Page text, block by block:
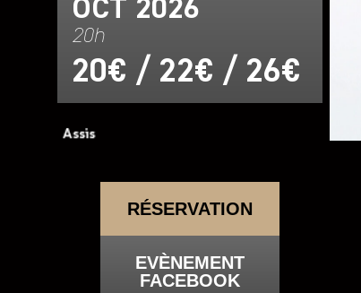
OCT 2026
20h
20€ / 22€ / 26€
RÉSERVATION
EVÈNEMENT
FACEBOOK